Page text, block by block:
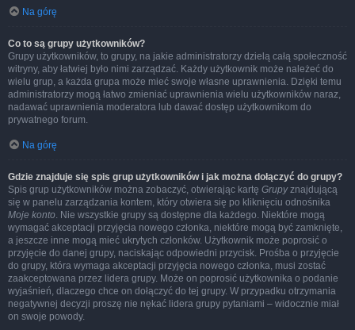
Na górę
Co to są grupy użytkowników?
Grupy użytkowników, to grupy, na jakie administratorzy dzielą całą społeczność
witryny, aby łatwiej było nimi zarządzać. Każdy użytkownik może należeć do
wielu grup, a każda grupa może mieć swoje własne uprawnienia. Dzięki temu
administratorzy mogą łatwo zmieniać uprawnienia wielu użytkowników naraz,
nadawać uprawnienia moderatora lub dawać dostęp użytkownikom do
prywatnego forum.
Na górę
Gdzie znajduje się spis grup użytkowników i jak można dołączyć do grupy?
Spis grup użytkowników można zobaczyć, otwierając kartę Grupyznajdującą
się w panelu zarządzania kontem, który otwiera się po kliknięciu odnośnika
Moje konto. Nie wszystkie grupy są dostępne dla każdego. Niektóre mogą
wymagać akceptacji przyjęcia nowego członka, niektóre mogą być zamknięte,
a jeszcze inne mogą mieć ukrytych członków. Użytkownik może poprosić o
przyjęcie do danej grupy, naciskając odpowiedni przycisk. Prośba o przyjęcie
do grupy, która wymaga akceptacji przyjęcia nowego członka, musi zostać
zaakceptowana przez lidera grupy. Może on poprosić użytkownika o podanie
wyjaśnień, dlaczego chce on dołączyć do tej grupy. W przypadku otrzymania
negatywnej decyzji proszę nie nękać lidera grupy pytaniami – widocznie miał
on swoje powody.